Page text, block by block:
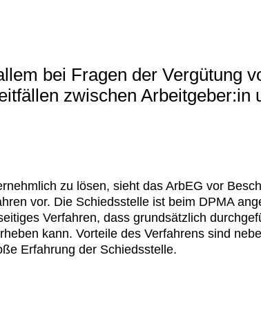
bei Fragen der Vergütung
zwischen Arbeitgeber:in
zu lösen, sieht das ArbEG vor
vor. Die Schiedsstelle ist beim DPMA
Verfahren, dass grundsätzlich
kann. Vorteile des Verfahrens sind
Erfahrung der Schiedsstelle.